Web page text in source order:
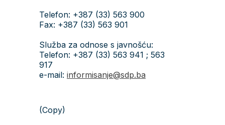
Telefon: +387 (33) 563 900
Fax: +387 (33) 563 901
Služba za odnose s javnošću:
Telefon: +387 (33) 563 941 ; 563
917
e-mail: informisanje@sdp.ba
(Copy)